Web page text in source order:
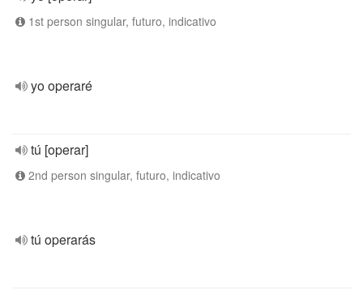
1st person singular, futuro, indicativo
yo operaré
tú [operar]
2nd person singular, futuro, indicativo
tú operarás